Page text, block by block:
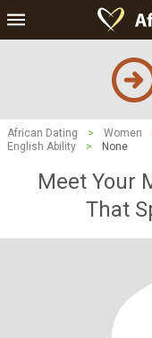
African Dating > Women
English Ability
> None
Meet Your
That